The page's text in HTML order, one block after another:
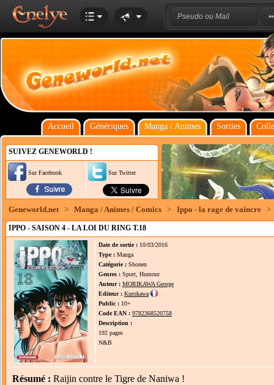
Accueil Génériques Manga / Animes Sorties
SUIVEZ GENEWORLD !
Sur Facebook Sur Twitter
Geneworld.net > Manga / Animes / Comics > Ippo - la rage de vaincre >
IPPO - SAISON 4 - LA LOI DU RING T.18
Date de sortie : 10/03/2016
Type : Manga
Catégorie : Shonen
Genres : Sport, Humour
Auteur : MORIKAWA George
Editeur : Kurokawa
Public : 10+
Code EAN : 9782368520758
Description :
192 pages
N&B
Résumé : Raijin contre le Tigre de Naniwa !